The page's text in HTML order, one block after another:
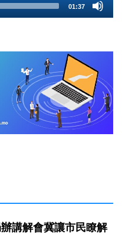
01:37
講解會冀讓市民瞭解